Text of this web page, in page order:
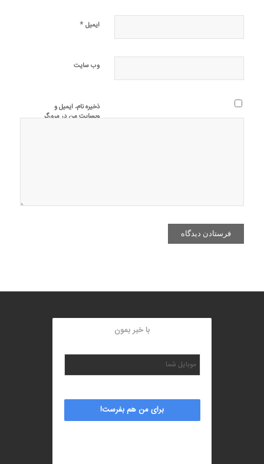
ایمیل*
وب‌ سایت
ذخیره نام، ایمیل و
وبسایت من در مرورگر
با خبر بمون
برای من هم بفرست!